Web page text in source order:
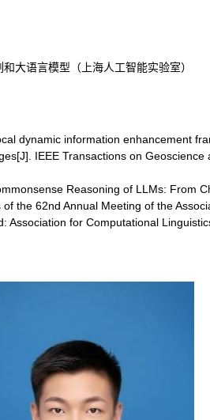
大语言模型（上海人工智能实验室）
dynamic information enhancement
IEEE Transactions on Geoscience
Reasoning of LLMs: From
the 62nd Annual Meeting of the
Association for Computational